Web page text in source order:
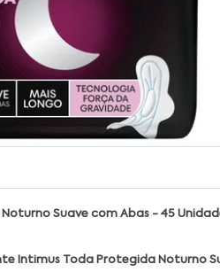
Suave com Abas - 45
Intimus Toda Protegida Noturno